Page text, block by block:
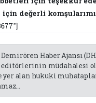
değerli
Haber Ajansı
müdahalesi
alan hukuki